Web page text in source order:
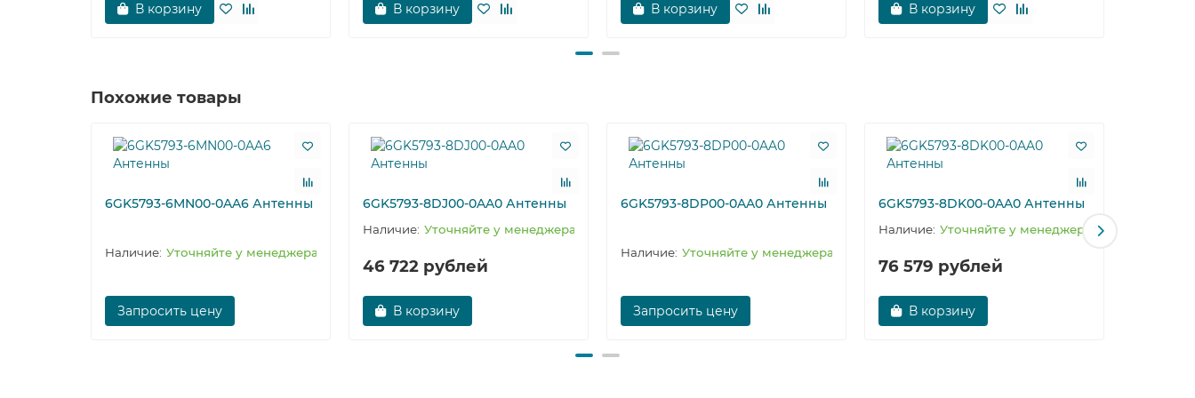
В корзину В корзину В корзину В корзину
Похожие товары
6GK5793-6MN00-0AA6 Антенны
Уточняйте у менеджера
Запросить цену
6GK5793-8DJ00-0AA0 Антенны
Уточняйте у менеджера
46 722 рублей
В корзину
6GK5793-8DP00-0AA0 Антенны
Уточняйте у менеджера
Запросить цену
6GK5793-8DK00-0AA0 Антенны
Уточняйте у менеджера
76 579 рублей
В корзину